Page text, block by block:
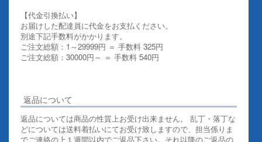
【代金引換払い】
お届けした配達員に代金をお支払ください。
別途下記手数料がかかります。
ご注文総額：1～29999円 ＝ 手数料 325円
ご注文総額：30000円～ ＝ 手数料 540円
返品について
返品については商品の性質上お受け出来ません。 乱丁・落丁な
どについては送料着払いにてお受け致しますので、担当係りま
でご連絡の上１週間以内でご返品下さい。それ以降のご返品の